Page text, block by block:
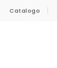
Catalogo